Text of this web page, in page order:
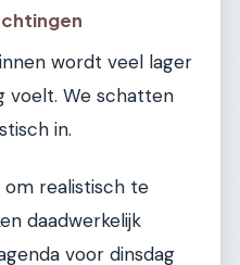
wordt veel lager
voelt. We schatten
in.
om realistisch te
daadwerkelijk
voor dinsdag